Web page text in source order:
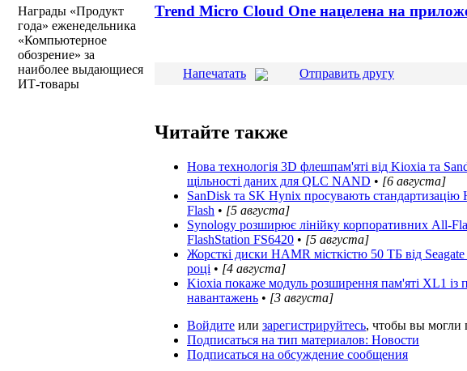
Награды «Продукт
года» еженедельника
«Компьютерное
обозрение» за
наиболее выдающиеся
ИТ-товары
Trend Micro Cloud One нацелена на
Напечатать Отправить другу
Читайте также
Нова технологія 3D флешпам'яті від Kioxia та
щільності даних для QLC NAND • [6 августа]
SanDisk та SK Hynix просувають стандартизацію
Flash • [5 августа]
Synology розширює лінійку корпоративних All-
FlashStation FS6420 • [5 августа]
Жорсткі диски HAMR місткістю 50 ТБ від Seagate
році • [4 августа]
Kioxia покаже модуль розширення пам'яті XL1
навантажень • [3 августа]
Войдите или зарегистрируйтесь, чтобы вы могли
Подписаться на тип материалов: Новости
Подписаться на обсуждение сообщения